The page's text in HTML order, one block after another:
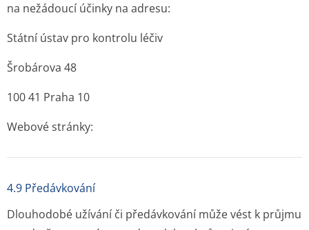
na nežádoucí účinky na adresu:
Státní ústav pro kontrolu léčiv
Šrobárova 48
100 41 Praha 10
Webové stránky:
4.9 Předávkování
Dlouhodobé užívání či předávkování může vést k průjmu